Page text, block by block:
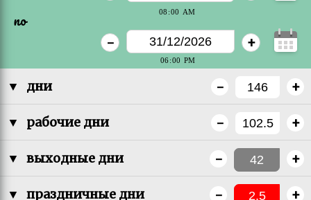
по
+
-
▼ дни +
-
▼ рабочие дни +
-
▼ выходные дни +
-
▼ праздничные дни +
-